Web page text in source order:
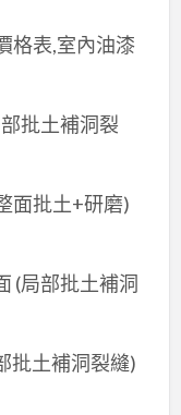
格表,室內油漆
批土補洞裂
面批土+研磨)
(局部批土補洞
批土補洞裂縫)